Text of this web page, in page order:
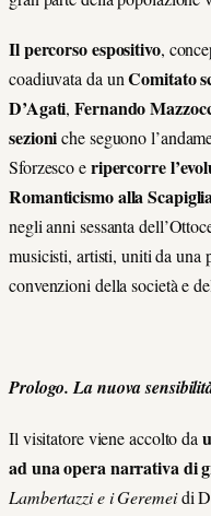
Il percorso espositivo,
coadiuvata da unComitato
D’Agati, Fernando
sezioniche seguono
Sforzesco eripercorre
Romanticismo alla
negli anni sessanta
musicisti, artisti, uniti da una
convenzioni della società e
Prologo. La nuova
Il visitatore viene accolto da
ad una opera narrativa di
Lambertazzi e i Geremeidi